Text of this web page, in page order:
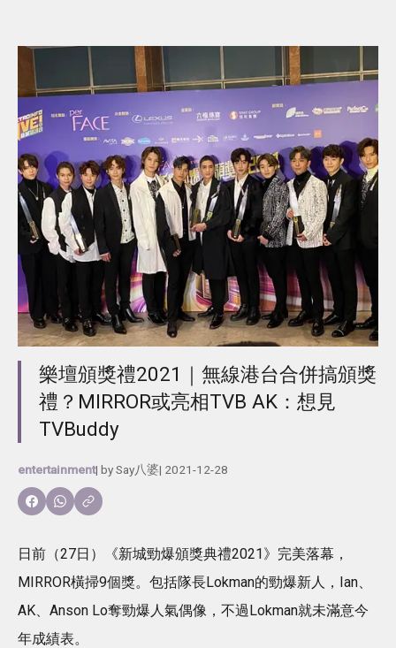
樂壇頒獎禮2021｜無線港台合併搞頒獎
禮？MIRROR或亮相TVB AK：想見
TVBuddy
entertainment| bySay八婆| 2021-12-28
日前（27日）《新城勁爆頒獎典禮2021》完美落幕，
MIRROR橫掃9個獎。包括隊長Lokman的勁爆新人，Ian、
AK、Anson Lo奪勁爆人氣偶像，不過Lokman就未滿意今
年成績表。